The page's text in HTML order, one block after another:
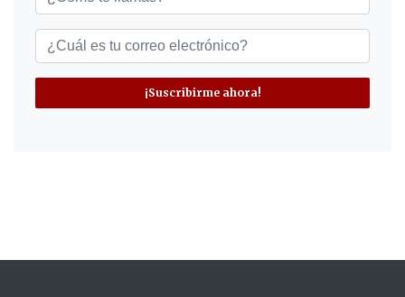
¡Suscribirme ahora!